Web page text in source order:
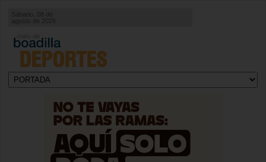
DEPORTES
Sábado, 08 de
agosto de 2026